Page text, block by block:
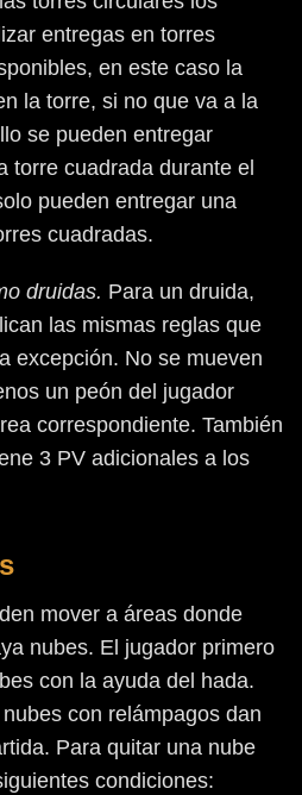
entregas en torres
en este caso la
la torre, si no que va a la
se pueden entregar
torre cuadrada durante el
pueden entregar una
cuadradas.
druidas. Para un druida,
las mismas reglas que
excepción. No se mueven
un peón del jugador
correspondiente. También
3 PV adicionales a los
mover a áreas donde
nubes. El jugador primero
con la ayuda del hada.
con relámpagos dan
Para quitar una nube
condiciones: